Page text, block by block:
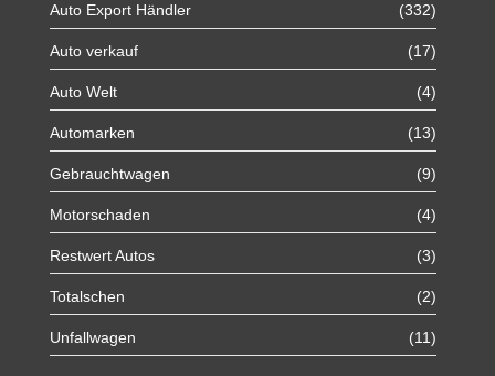
Auto Export Händler (332)
Auto verkauf (17)
Auto Welt (4)
Automarken (13)
Gebrauchtwagen (9)
Motorschaden (4)
Restwert Autos (3)
Totalschen (2)
Unfallwagen (11)